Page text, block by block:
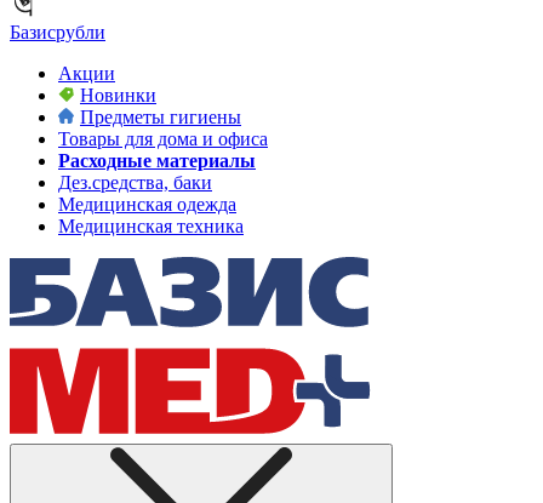
Базисрубли
Акции
Новинки
Предметы гигиены
Товары для дома и офиса
Расходные материалы
Дез.средства, баки
Медицинская одежда
Медицинская техника